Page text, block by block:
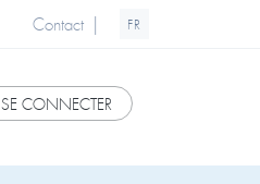
Contact | FR
SE CONNECTER